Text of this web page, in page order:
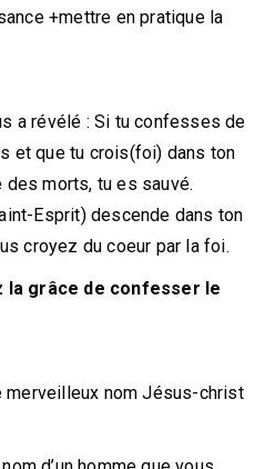
+mettre en pratique la
a révélé : Si tu confesses de
et que tu crois(foi) dans ton
morts, tu es sauvé.
Esprit) descende dans ton
croyez du coeur par la foi.
la grâce de confesser le
nom Jésus-christ